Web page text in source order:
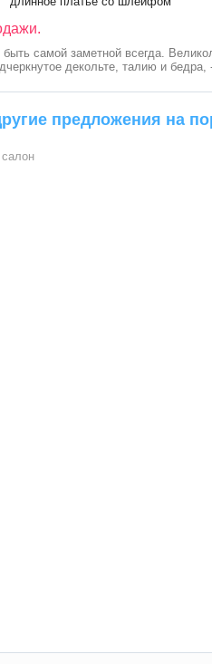
самой заметной всегда.
декольте, талию и
предложения на